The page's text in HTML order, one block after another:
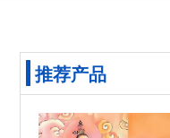
推荐产品